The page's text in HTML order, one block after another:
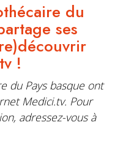
du
ses
!
du Pays basque ont
Medici.tv. Pour
adressez-vous à